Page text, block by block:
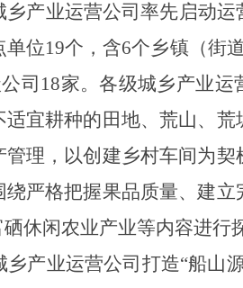
乡产业运营公司率先启动运
单位19个，含6个乡镇（街
司18家。各级城乡产业运
宜耕种的田地、荒山、
理，以创建乡村车间为
严格把握果品质量、建立
休闲农业产业等内容进行
乡产业运营公司打造“船山